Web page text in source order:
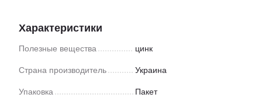
Характеристики
Полезные вещества цинк
Страна производитель Украина
Упаковка Пакет